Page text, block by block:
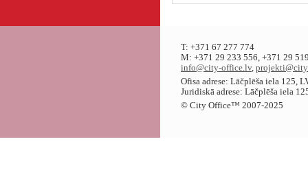
T: +371 67 277 774
M: +371 29 233 556, +371 29
info@city-office.lv,
Ofisa adrese: Lāčplēša iela 125,
Juridiskā adrese: Lāčplēša iela
© City Office™ 2007-2025